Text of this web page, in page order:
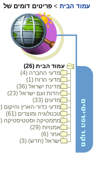
עמוד הבית > פריטים דומים של
עמוד הבית (26)
מדעי החברה (4)
מדעי הרוח (1)
מדינת ישראל (36)
יהדות ועם ישראל (23)
מדעים (33)
מדעי כדור-הארץ והיקום (30)
טכנולוגיה ומוצרים (61)
מתמטיקה וסטטיסטיקה (48)
אמנויות (29)
אחר (6)
ישראל (חדש) (3)